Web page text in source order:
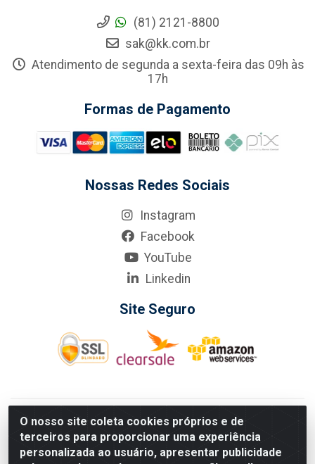
O nosso site coleta cookies próprios e de
terceiros para proporcionar uma experiência
personalizada ao usuário, apresentar publicidade
(81) 2121-8800
sak@kk.com.br
Atendimento de segunda a sexta-feira das 09h às
17h
Formas de Pagamento
Nossas Redes Sociais
Instagram
Facebook
YouTube
Linkedin
Site Seguro
KarneKeijo Logistica Integrada LTDA - Rod. Br-101 Sul, nº3700
- Barro, Recife/PE, 50900-400 CNPJ: 24.150.377/0001-95
Estados atendidos pela KarneKeijo: PE, PB e RN.